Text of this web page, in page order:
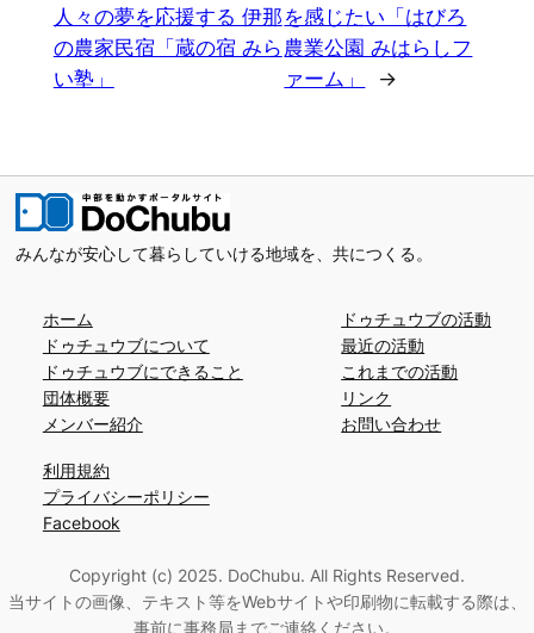
人々の夢を応援する 伊那
の農家民宿「蔵の宿 みら
い塾」
を感じたい「はびろ
農業公園 みはらしフ
ァーム」
→
みんなが安心して暮らしていける地域を、共につくる。
ホーム
ドゥチュウブについて
ドゥチュウブにできること
団体概要
メンバー紹介
ドゥチュウブの活動
最近の活動
これまでの活動
リンク
お問い合わせ
利用規約
プライバシーポリシー
Facebook
Copyright (c) 2025. DoChubu. All Rights Reserved.
当サイトの画像、テキスト等をWebサイトや印刷物に転載する際は、
事前に事務局までご連絡ください。